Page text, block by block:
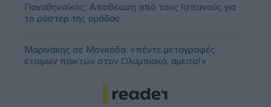
Παναθηναϊκός: Αποθέωση από τους Ισπανούς για
το ρόστερ της ομάδας
Μαρινάκης σε Μονκάδα, «πέντε μεταγραφές
έτοιμων παικτών στον Ολυμπιακό, άμεσα!»